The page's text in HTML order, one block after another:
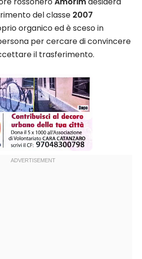
del classe 2007
organico ed è sceso in
per cercare di convincere
il trasferimento.